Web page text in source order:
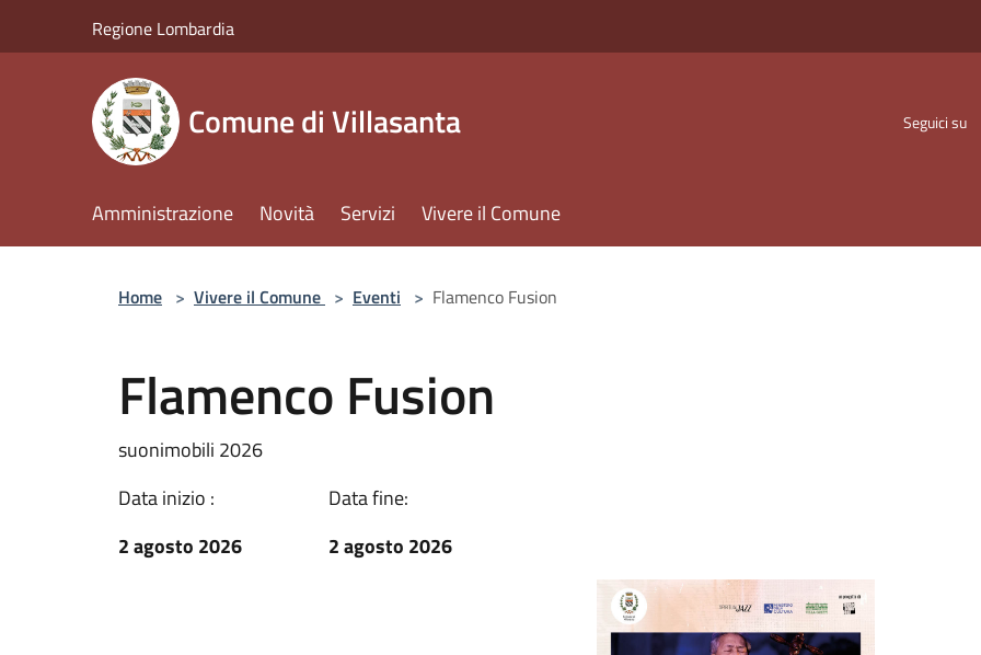
Regione Lombardia
Comune di Villasanta Seguici su
Amministrazione Novità Servizi Vivere il Comune
Home > Vivere il Comune > Eventi > Flamenco Fusion
Flamenco Fusion
suonimobili 2026
Data inizio :
2 agosto 2026
Data fine:
2 agosto 2026